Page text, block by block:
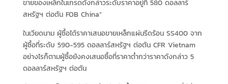
ขายของเหล็กในเกรดดังกล่าวระดับราคาอยู่ที่ 580 ดอลลาร์
สหรัฐฯ ต่อตัน FOB China”
ในเวียดนาม ผู้ซื้อได้ราคาเสนอขายเหล็กแผ่นรีดร้อน SS400 จาก
ผู้ซื้อที่ระดับ 590-595 ดอลลาร์สหรัฐฯ ต่อตัน CFR Vietnam
อย่างไรก็ตามผู้ซื้อยังคงเสนอซื้อที่ราคาต่ำกว่าราคาดังกล่าว 5
ดอลลาร์สหรัฐฯ ต่อตัน